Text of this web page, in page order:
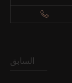
السابق